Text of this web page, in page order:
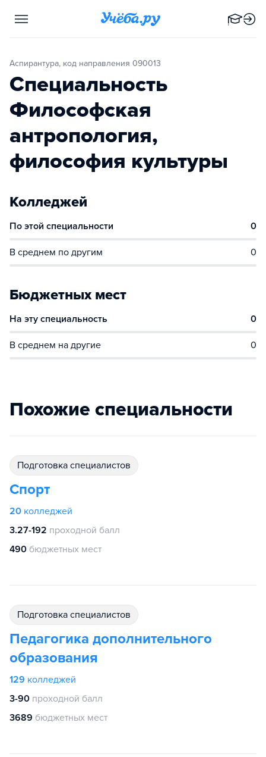
Аспирантура, код направления 090013
Специальность
Философская
антропология,
философия культуры
Колледжей
По этой специальности 0
В среднем по другим 0
Бюджетных мест
На эту специальность 0
В среднем на другие 0
Похожие специальности
подготовка специалистов
Спорт
20 колледжей
3.27-192 проходной балл
490 бюджетных мест
подготовка специалистов
Педагогика дополнительного
образования
129 колледжей
3-90 проходной балл
3689 бюджетных мест